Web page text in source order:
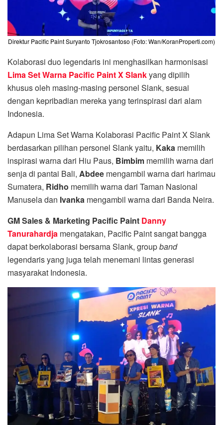
Direktur Pacific Paint Suryanto Tjokrosantoso (Foto: Wan/KoranProperti.com)
Kolaborasi duo legendaris ini menghasilkan harmonisasi
Lima Set Warna Pacific Paint X Slankyang dipilih
khusus oleh masing-masing personel Slank, sesuai
dengan kepribadian mereka yang terinspirasi dari alam
Indonesia.
Adapun Lima Set Warna Kolaborasi Pacific Paint X Slank
berdasarkan pilihan personel Slank yaitu, Kaka memilih
inspirasi warna dari Hiu Paus, Bimbim memilih warna dari
senja di pantai Bali, Abdee mengambil warna dari harimau
Sumatera, Ridho memilih warna dari Taman Nasional
Manusela dan Ivanka mengambil warna dari Banda Neira.
GM Sales & Marketing Pacific Paint Danny
Tanurahardja mengatakan, Pacific Paint sangat bangga
dapat berkolaborasi bersama Slank, groupband
legendaris yang juga telah menemani lintas generasi
masyarakat Indonesia.